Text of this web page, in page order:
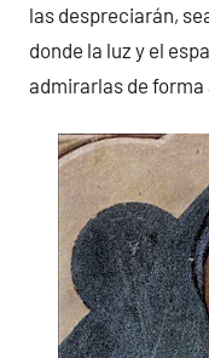
las despreciarán,
donde la luz y el
admirarlas de